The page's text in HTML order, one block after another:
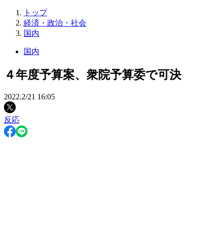
トップ
経済・政治・社会
国内
国内
４年度予算案、衆院予算委で可決
2022.2/21 16:05
反応